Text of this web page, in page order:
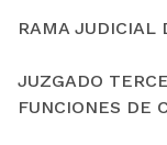
RAMA JUDICIAL
JUZGADO
FUNCIONES DE